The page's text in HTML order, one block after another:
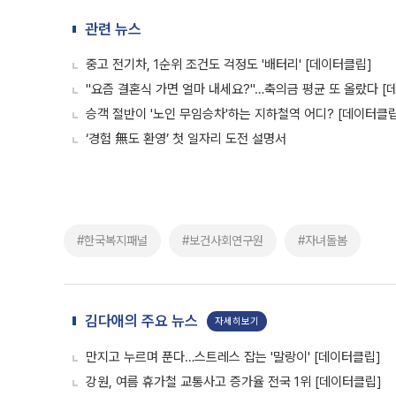
관련 뉴스
중고 전기차, 1순위 조건도 걱정도 '배터리' [데이터클립]
"요즘 결혼식 가면 얼마 내세요?"…축의금 평균 또 올랐다 [
승객 절반이 '노인 무임승차'하는 지하철역 어디? [데이터클
‘경험 無도 환영’ 첫 일자리 도전 설명서
#한국복지패널 #보건사회연구원 #자녀돌봄
김다애의 주요 뉴스 자세히보기
만지고 누르며 푼다…스트레스 잡는 '말랑이' [데이터클립]
강원, 여름 휴가철 교통사고 증가율 전국 1위 [데이터클립]